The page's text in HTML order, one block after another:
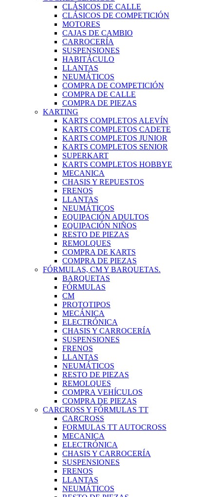
CLÁSICOS DE CALLE
CLÁSICOS DE COMPETICIÓN
MOTORES
CAJAS DE CAMBIO
CARROCERÍA
SUSPENSIONES
HABITÁCULO
LLANTAS
NEUMÁTICOS
COMPRA DE COMPETICIÓN
COMPRA DE CALLE
COMPRA DE PIEZAS
KARTING
KARTS COMPLETOS ALEVÍN
KARTS COMPLETOS CADETE
KARTS COMPLETOS JUNIOR
KARTS COMPLETOS SENIOR
SUPERKART
KARTS COMPLETOS HOBBYE
MECANICA
CHASIS Y REPUESTOS
FRENOS
LLANTAS
NEUMÁTICOS
EQUIPACIÓN ADULTOS
EQUIPACIÓN NIÑOS
RESTO DE PIEZAS
REMOLQUES
COMPRA DE KARTS
COMPRA DE PIEZAS
FÓRMULAS, CM Y BARQUETAS.
BARQUETAS
FÓRMULAS
CM
PROTOTIPOS
MECÁNICA
ELECTRÓNICA
CHASIS Y CARROCERÍA
SUSPENSIONES
FRENOS
LLANTAS
NEUMÁTICOS
RESTO DE PIEZAS
REMOLQUES
COMPRA VEHÍCULOS
COMPRA DE PIEZAS
CARCROSS Y FÓRMULAS TT
CARCROSS
FORMULAS TT AUTOCROSS
MECANICA
ELECTRÓNICA
CHASIS Y CARROCERÍA
SUSPENSIONES
FRENOS
LLANTAS
NEUMÁTICOS